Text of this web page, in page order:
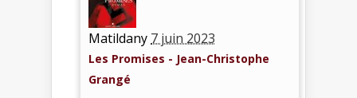
Matildany 7 juin 2023
Les Promises - Jean-Christophe
Grangé